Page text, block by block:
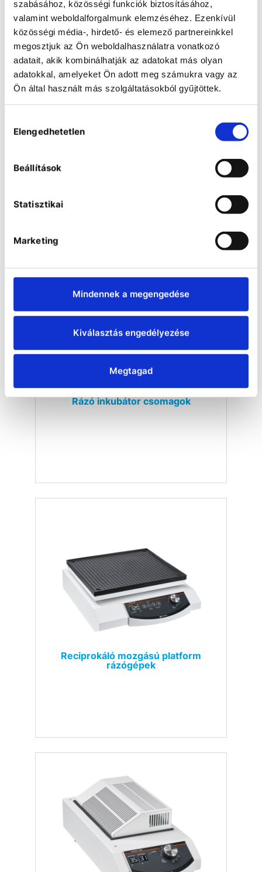
szabásához, közösségi funkciók biztosításához,
valamint weboldalforgalmunk elemzéséhez. Ezenkívül
közösségi média-, hirdető- és elemező partnereinkkel
megosztjuk az Ön weboldalhasználatra vonatkozó
adatait, akik kombinálhatják az adatokat más olyan
adatokkal, amelyeket Ön adott meg számukra vagy az
Ön által használt más szolgáltatásokból gyűjtöttek.
kiválasztása
Elengedhetetlen
Beállítások
Statisztikai
Marketing
Mindennek a megengedése
Kiválasztás engedélyezése
Megtagad
Rázó inkubátor csomagok
Reciprokáló mozgású platform
rázógépek